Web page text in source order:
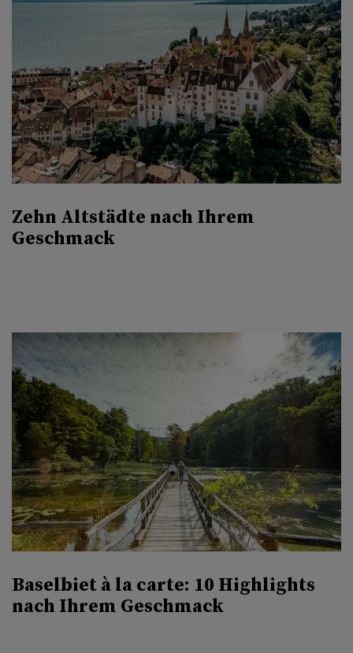
Zehn Altstädte nach Ihrem
Geschmack
Baselbiet à la carte: 10 Highlights
nach Ihrem Geschmack